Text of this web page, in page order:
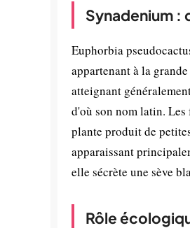
Synadenium
Euphorbia
appartenant à la
atteignant
d'où son nom latin. Les
plante produit de
apparaissant
elle sécrète une sève
Rôle